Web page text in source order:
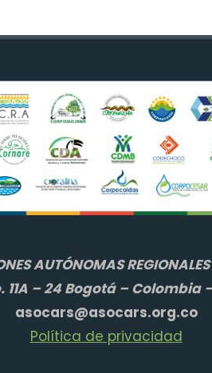
AUTÓNOMAS REGIONALES
11A – 24 Bogotá –
asocars@asocars.org.co
Política de privacidad